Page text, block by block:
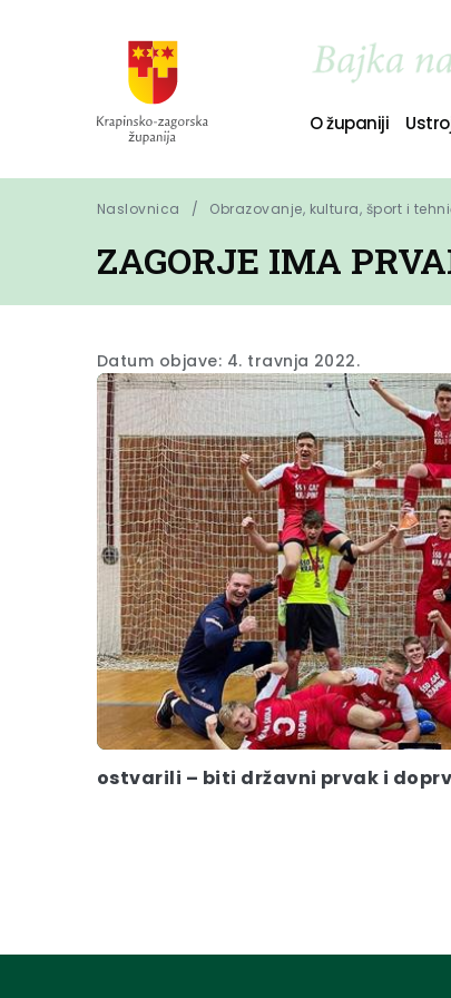
O županiji
Naslovnica Obrazovanje, kultura, šport i
ZAGORJE IMA
Datum objave: 4. travnja 2022.
ostvarili – biti državni prvak i